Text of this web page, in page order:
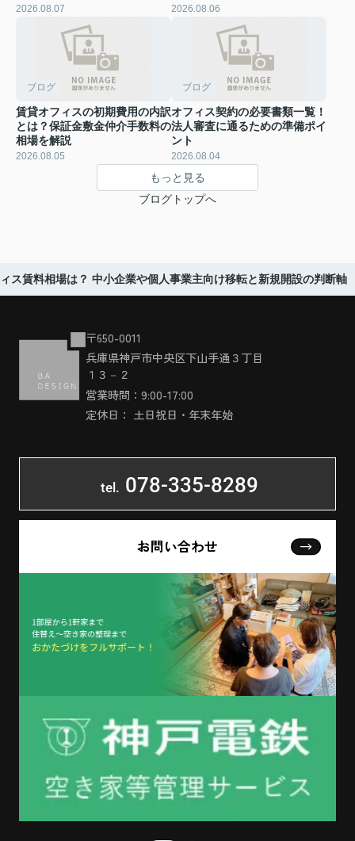
2026.08.07 2026.08.06
ブログ
賃貸オフィスの初期費用の内訳
とは？保証金敷金仲介手数料の
相場を解説
2026.08.05
ブログ
オフィス契約の必要書類一覧！
法人審査に通るための準備ポイ
ント
2026.08.04
もっと見る
ブログトップへ
ス賃料相場は？ 中小企業や個人事業主向け移転と新規開設の判断軸
〒650-0011
兵庫県神戸市中央区下山手通３丁目
１３－２
営業時間：9:00-17:00
定休日： 土日祝日・年末年始
tel. 078-335-8289
お問い合わせ